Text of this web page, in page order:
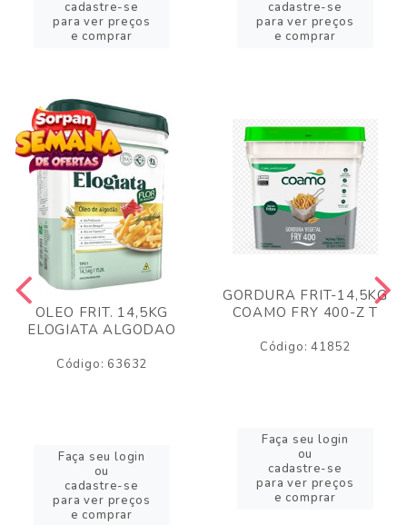
cadastre-se
para ver preços
e comprar
cadastre-se
para ver preços
e comprar
OLEO FRIT. 14,5KG
ELOGIATA ALGODAO
Código: 63632
Faça seu login
ou
cadastre-se
para ver preços
e comprar
GORDURA FRIT-14,5KG
COAMO FRY 400-Z T
Código: 41852
Faça seu login
ou
cadastre-se
para ver preços
e comprar